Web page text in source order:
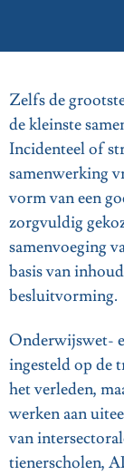
Zelfs de
de kleinste
Incidenteel of
samenwerking
vorm van een
zorgvuldig
samenvoeging
basis van
besluitvorming.
Onderwijswet-
ingesteld op de
het verleden,
werken aan
van
tienerscholen,